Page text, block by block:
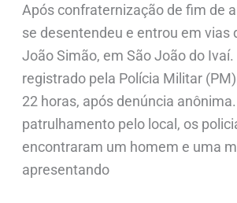
Após confraternização de fim de
se desentendeu e entrou em vias
João Simão, em São João do Ivaí.
registrado pela Polícia Militar
22 horas, após denúncia
patrulhamento pelo local, os
encontraram um homem e uma
apresentando